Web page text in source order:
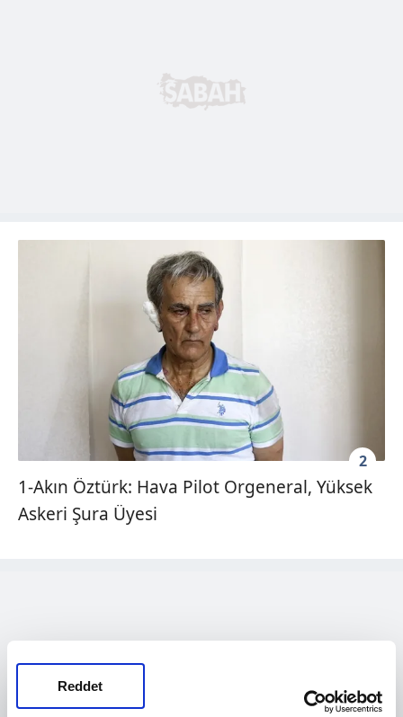
Reddet
2
1-Akın Öztürk: Hava Pilot Orgeneral, Yüksek
Askeri Şura Üyesi